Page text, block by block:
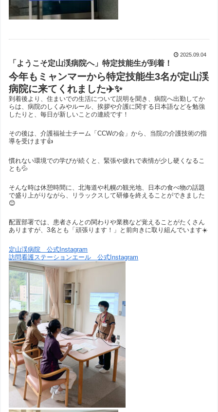
2025.09.04
「ようこそ定山渓病院へ」特定技能生が到着！
今年もミャンマーから特定技能生3名が定山渓
病院に来てくれました✈️✨
到着後より、住まいでの生活について説明を聞き、病院へ出勤してか
らは、病院のしくみやルール、挨拶や介護に関する日本語などを勉強
したりと、毎日が新しいことの連続です！
その後は、介護福祉士チーム「CCWの会」から、当院の介護技術の指
導を受けます👍
慣れない環境での学びが続くと、緊張や疲れで表情が少し硬くなるこ
とも💦
そんな時は休憩時間に、北海道や札幌の観光地、日本の食べ物の話題
で盛り上がりながら、リラックスして研修を終えることができました
😊
配置部署では、患者さんとの関わりや業務など覚えることがたくさん
ありますが、3名とも「頑張ります！」と前向きに取り組んでいます☀️
定山渓病院 公式Instagram
訪問看護ステーションエール 公式Instagram